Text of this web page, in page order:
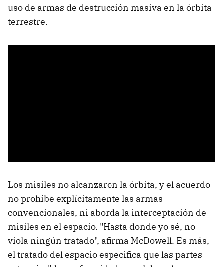
uso de armas de destrucción masiva en la órbita
terrestre.
Los misiles no alcanzaron la órbita, y el acuerdo
no prohíbe explícitamente las armas
convencionales, ni aborda la interceptación de
misiles en el espacio. "Hasta donde yo sé, no
viola ningún tratado", afirma McDowell. Es más,
el tratado del espacio especifica que las partes